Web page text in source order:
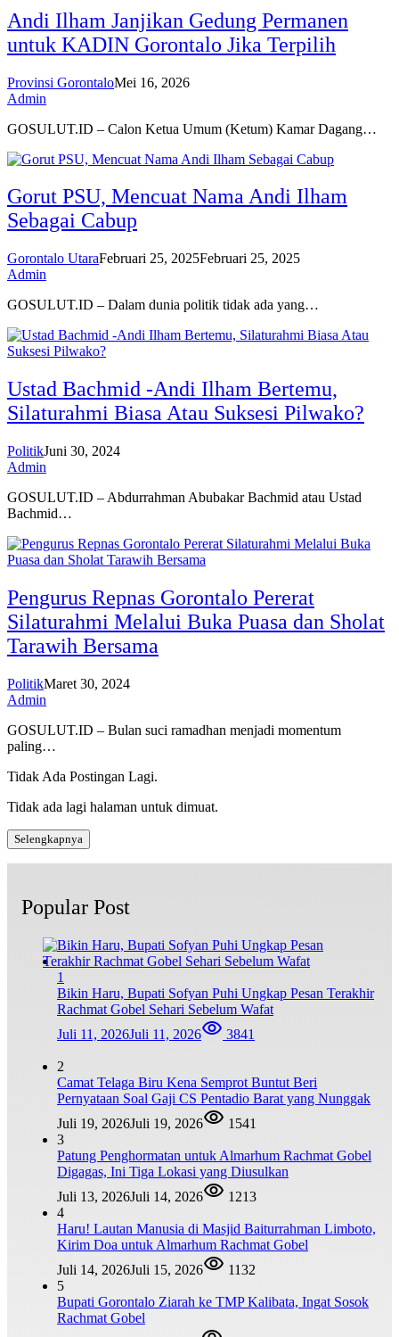
Andi Ilham Janjikan Gedung Permanen
untuk KADIN Gorontalo Jika Terpilih
Provinsi GorontaloMei 16, 2026
Admin
GOSULUT.ID – Calon Ketua Umum (Ketum) Kamar Dagang…
Gorut PSU, Mencuat Nama Andi Ilham
Sebagai Cabup
Gorontalo UtaraFebruari 25, 2025Februari 25, 2025
Admin
GOSULUT.ID – Dalam dunia politik tidak ada yang…
Ustad Bachmid -Andi Ilham Bertemu,
Silaturahmi Biasa Atau Suksesi Pilwako?
PolitikJuni 30, 2024
Admin
GOSULUT.ID – Abdurrahman Abubakar Bachmid atau Ustad
Bachmid…
Pengurus Repnas Gorontalo Pererat
Silaturahmi Melalui Buka Puasa dan Sholat
Tarawih Bersama
PolitikMaret 30, 2024
Admin
GOSULUT.ID – Bulan suci ramadhan menjadi momentum
paling…
Tidak Ada Postingan Lagi.
Tidak ada lagi halaman untuk dimuat.
Selengkapnya
Popular Post
1
Bikin Haru, Bupati Sofyan Puhi Ungkap Pesan Terakhir
Rachmat Gobel Sehari Sebelum Wafat
Juli 11, 2026Juli 11, 2026 3841
2
Camat Telaga Biru Kena Semprot Buntut Beri
Pernyataan Soal Gaji CS Pentadio Barat yang Nunggak
Juli 19, 2026Juli 19, 2026
1541
3
Patung Penghormatan untuk Almarhum Rachmat Gobel
Digagas, Ini Tiga Lokasi yang Diusulkan
Juli 13, 2026Juli 14, 2026
1213
4
Haru! Lautan Manusia di Masjid Baiturrahman Limboto,
Kirim Doa untuk Almarhum Rachmat Gobel
Juli 14, 2026Juli 15, 2026
1132
5
Bupati Gorontalo Ziarah ke TMP Kalibata, Ingat Sosok
Rachmat Gobel